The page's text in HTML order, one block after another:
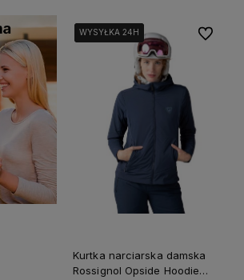
WYSYŁKA 24H
WYSYŁKA 24H
WYSYŁKA 24H
Kurtka narciarska damska
Rossignol Opside Hoodie
Do